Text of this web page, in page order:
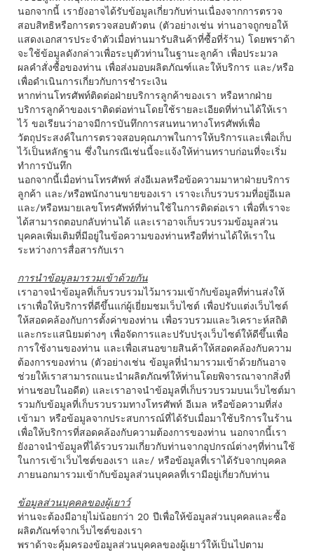
นอกจากนี้ เรายังอาจได้รับข้อมูลเกี่ยวกับท่านเนื่องจากการตรวจ
สอบสิทธิหรือการตรวจสอบตัวตน (ตัวอย่างเช่น ท่านอาจถูกขอให้
แสดงเอกสารประจำตัวเมื่อท่านมารับสินค้าที่ซื้อที่ร้าน) โดยพราด้า
จะใช้ข้อมูลดังกล่าวเพื่อระบุตัวท่านในฐานะลูกค้า เพื่อประมวล
ผลคําสั่งซื้อของท่าน เพื่อส่งมอบผลิตภัณฑ์และให้บริการ และ/หรือ
เพื่อดำเนินการเกี่ยวกับการชําระเงิน
หากท่านโทรศัพท์ติดต่อฝ่ายบริการลูกค้าของเรา หรือหากฝ่าย
บริการลูกค้าของเราติดต่อท่านโดยใช้รายละเอียดที่ท่านได้ให้เรา
ไว้ ขอเรียนว่าอาจมีการบันทึกการสนทนาทางโทรศัพท์เพื่อ
วัตถุประสงค์ในการตรวจสอบคุณภาพในการให้บริการและเพื่อเก็บ
ไว้เป็นหลักฐาน ซึ่งในกรณีเช่นนี้จะแจ้งให้ท่านทราบก่อนที่จะเริ่ม
ทำการบันทึก
นอกจากนี้เมื่อท่านโทรศัพท์ ส่งอีเมลหรือข้อความมาหาฝ่ายบริการ
ลูกค้า และ/หรือพนักงานขายของเรา เราจะเก็บรวบรวมที่อยู่อีเมล
และ/หรือหมายเลขโทรศัพท์ที่ท่านใช้ในการติดต่อเรา เพื่อที่เราจะ
ได้สามารถตอบกลับท่านได้ และเราอาจเก็บรวบรวมข้อมูลส่วน
บุคคลเพิ่มเติมที่มีอยู่ในข้อความของท่านหรือที่ท่านได้ให้เราใน
ระหว่างการสื่อสารกับเรา
การนำข้อมูลมารวมเข้าด้วยกัน
เราอาจนำข้อมูลที่เก็บรวบรวมไว้มารวมเข้ากับข้อมูลที่ท่านส่งให้
เราเพื่อให้บริการที่ดีขึ้นแก่ผู้เยี่ยมชมเว็บไซต์ เพื่อปรับแต่งเว็บไซต์
ให้สอดคล้องกับการตั้งค่าของท่าน เพื่อรวบรวมและวิเคราะห์สถิติ
และกระแสนิยมต่างๆ เพื่อจัดการและปรับปรุงเว็บไซต์ให้ดีขึ้นเพื่อ
การใช้งานของท่าน และเพื่อเสนอขายสินค้าให้สอดคล้องกับความ
ต้องการของท่าน (ตัวอย่างเช่น ข้อมูลที่นำมารวมเข้าด้วยกันอาจ
ช่วยให้เราสามารถแนะนําผลิตภัณฑ์ให้ท่านโดยพิจารณาจากสิ่งที่
ท่านชอบในอดีต) และเราอาจนำข้อมูลที่เก็บรวบรวมบนเว็บไซต์มา
รวมกับข้อมูลที่เก็บรวบรวมทางโทรศัพท์ อีเมล หรือข้อความที่ส่ง
เข้ามา หรือข้อมูลจากประสบการณ์ที่ได้รับเมื่อมาใช้บริการในร้าน
เพื่อให้บริการที่สอดคล้องกับความต้องการของท่าน นอกจากนี้เรา
ยังอาจนำข้อมูลที่ได้รวบรวมเกี่ยวกับท่านจากอุปกรณ์ต่างๆที่ท่านใช้
ในการเข้าเว็บไซต์ของเรา และ/ หรือข้อมูลที่เราได้รับจากบุคคล
ภายนอกมารวมเข้ากับข้อมูลส่วนบุคคลที่เรามีอยู่เกี่ยวกับท่าน
ข้อมูลส่วนบุคคลของผู้เยาว์
ท่านจะต้องมีอายุไม่น้อยกว่า 20 ปีเพื่อให้ข้อมูลส่วนบุคคลและซื้อ
ผลิตภัณฑ์จากเว็บไซต์ของเรา
พราด้าจะคุ้มครองข้อมูลส่วนบุคคลของผู้เยาว์ให้เป็นไปตาม